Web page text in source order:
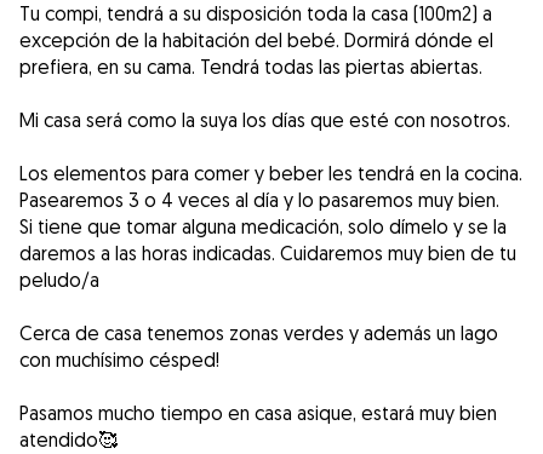
Tu compi, tendrá a su disposición toda la casa (100m2) a
excepción de la habitación del bebé. Dormirá dónde el
prefiera, en su cama. Tendrá todas las piertas abiertas.
Mi casa será como la suya los días que esté con nosotros.
Los elementos para comer y beber les tendrá en la cocina.
Pasearemos 3 o 4 veces al día y lo pasaremos muy bien.
Si tiene que tomar alguna medicación, solo dímelo y se la
daremos a las horas indicadas. Cuidaremos muy bien de tu
peludo/a
Cerca de casa tenemos zonas verdes y además un lago
con muchísimo césped!
Pasamos mucho tiempo en casa asique, estará muy bien
atendido🥰